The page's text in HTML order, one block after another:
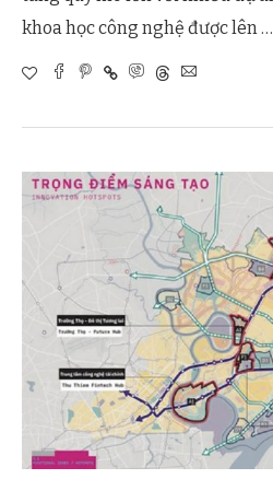
khoa học công nghệ được lên …